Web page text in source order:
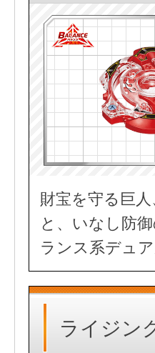
財宝を守る巨
と、いなし防
ランス系デュア
ライジン